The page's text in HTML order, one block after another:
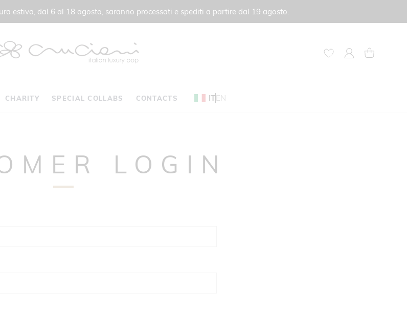
estiva, dal 6 al 18 agosto, saranno processati e spediti a partire dal 19 agosto.
My Account
Carrello
CHARITY SPECIAL COLLABS CONTACTS ITEN
LOGIN